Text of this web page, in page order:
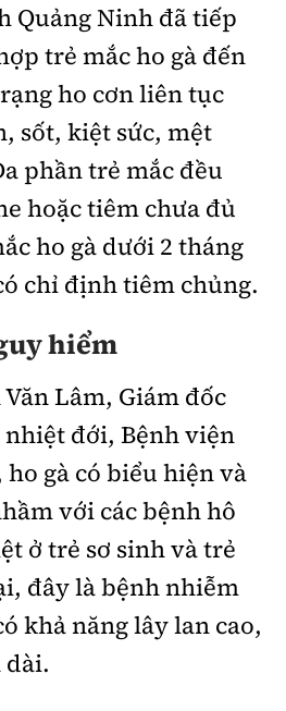
Quảng Ninh đã tiếp
trẻ mắc ho gà đến
ho cơn liên tục
sốt, kiệt sức, mệt
phần trẻ mắc đều
hoặc tiêm chưa đủ
ho gà dưới 2 tháng
chỉ định tiêm chủng.
hiểm
Lâm, Giám đốc
đới, Bệnh viện
gà có biểu hiện và
với các bệnh hô
ở trẻ sơ sinh và trẻ
đây là bệnh nhiễm
khả năng lây lan cao,